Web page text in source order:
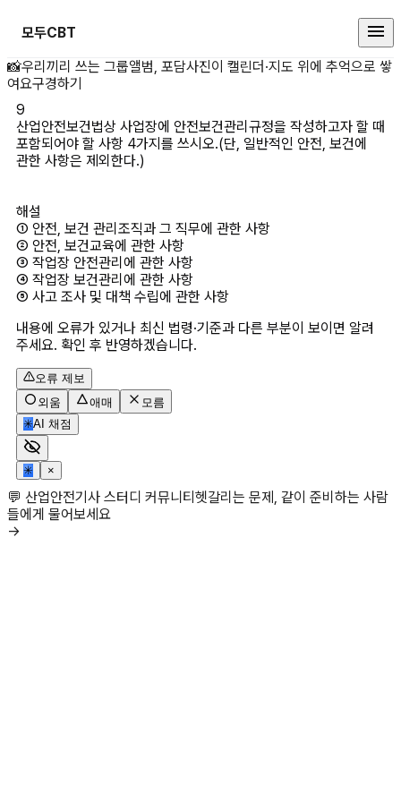
모두CBT
산업안전보건법상 사업장에 안전
📸우리끼리 쓰는 그룹앨범, 포담사진이 캘린더·지도 위에 추억으로 쌓
여요구경하기
9
산업안전보건법상 사업장에 안전보건관리규정을 작성하고자 할 때
포함되어야 할 사항 4가지를 쓰시오.(단, 일반적인 안전, 보건에
관한 사항은 제외한다.)
해설
① 안전, 보건 관리조직과 그 직무에 관한 사항
② 안전, 보건교육에 관한 사항
③ 작업장 안전관리에 관한 사항
④ 작업장 보건관리에 관한 사항
내용에 오류가 있거나 최신 법령·기준과 다른 부분이 보이면 알려
주세요. 확인 후 반영하겠습니다.
오류 제보
외움
애매
모름
✳AI 채점
✳ ×
💬 산업안전기사 스터디 커뮤니티헷갈리는 문제, 같이 준비하는 사람
들에게 물어보세요
→